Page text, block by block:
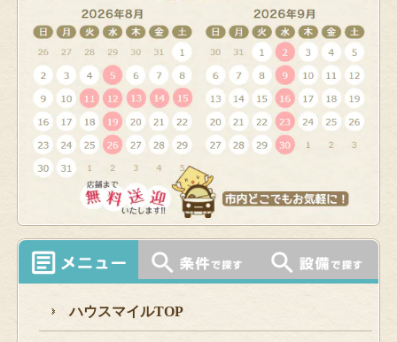
ハウスマイルTOP